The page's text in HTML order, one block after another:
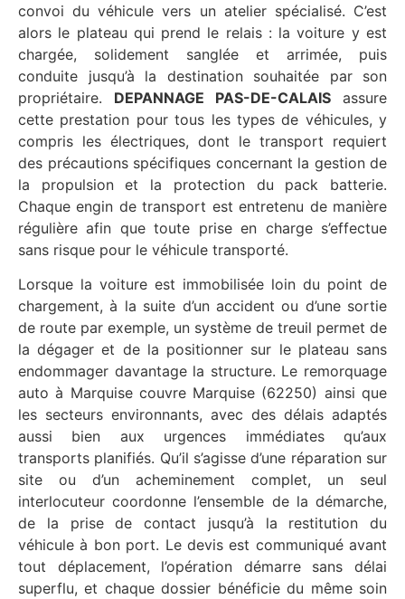
convoi du véhicule vers un atelier spécialisé. C’est
alors le plateau qui prend le relais : la voiture y est
chargée, solidement sanglée et arrimée, puis
conduite jusqu’à la destination souhaitée par son
propriétaire. DEPANNAGE PAS-DE-CALAIS assure
cette prestation pour tous les types de véhicules, y
compris les électriques, dont le transport requiert
des précautions spécifiques concernant la gestion de
la propulsion et la protection du pack batterie.
Chaque engin de transport est entretenu de manière
régulière afin que toute prise en charge s’effectue
sans risque pour le véhicule transporté.
Lorsque la voiture est immobilisée loin du point de
chargement, à la suite d’un accident ou d’une sortie
de route par exemple, un système de treuil permet de
la dégager et de la positionner sur le plateau sans
endommager davantage la structure. Le remorquage
auto à Marquise couvre Marquise (62250) ainsi que
les secteurs environnants, avec des délais adaptés
aussi bien aux urgences immédiates qu’aux
transports planifiés. Qu’il s’agisse d’une réparation sur
site ou d’un acheminement complet, un seul
interlocuteur coordonne l’ensemble de la démarche,
de la prise de contact jusqu’à la restitution du
véhicule à bon port. Le devis est communiqué avant
tout déplacement, l’opération démarre sans délai
superflu, et chaque dossier bénéficie du même soin